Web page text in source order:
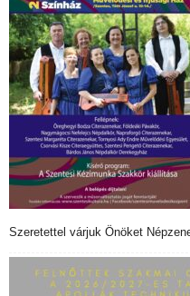
Szeretettel várjuk Önöket